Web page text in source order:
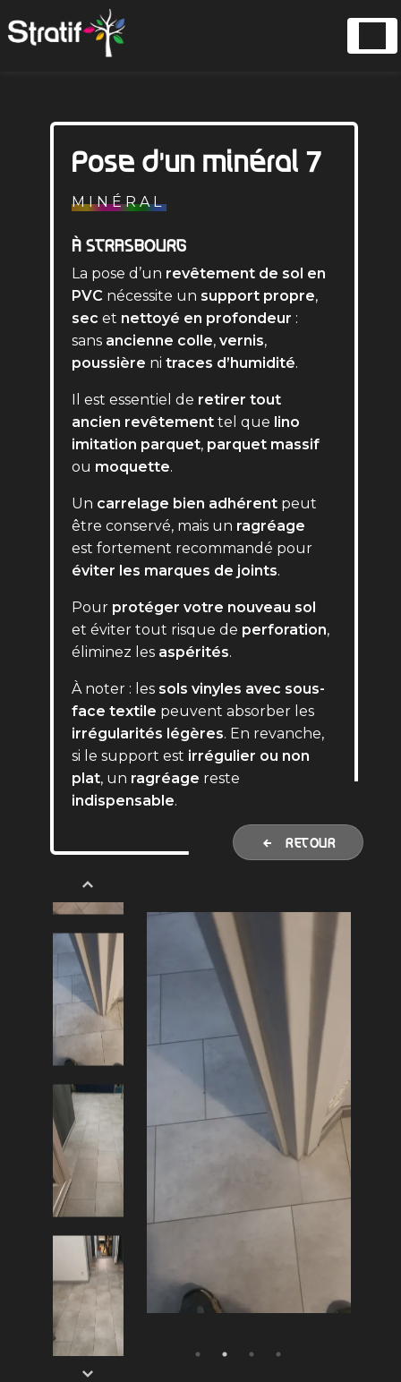
Pose d'un minéral 7
MINÉRAL
À STRASBOURG
La pose d’un revêtement de sol en
PVC nécessite un support propre,
sec et nettoyé en profondeur :
sans ancienne colle, vernis,
poussière ni traces d’humidité.
Il est essentiel de retirer tout
ancien revêtement tel que lino
imitation parquet, parquet massif
ou moquette.
Un carrelage bien adhérent peut
être conservé, mais un ragréage
est fortement recommandé pour
éviter les marques de joints.
Pour protéger votre nouveau sol
et éviter tout risque de perforation,
éliminez les aspérités.
À noter : les sols vinyles avec sous-
face textile peuvent absorber les
irrégularités légères. En revanche,
si le support est irrégulier ou non
plat, un ragréage reste
indispensable.
RETOUR
Panneau de gestion des cookies